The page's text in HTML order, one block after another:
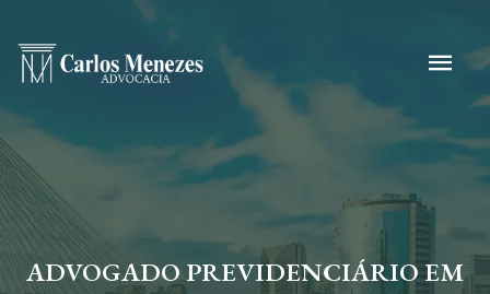
ADVOGADO PREVIDENCIÁRIO EM